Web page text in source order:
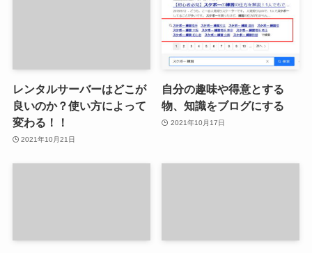
レンタルサーバーはどこが
良いのか？使い方によって
変わる！！
2021年10月21日
自分の趣味や得意とする
物、知識をブログにする
2021年10月17日